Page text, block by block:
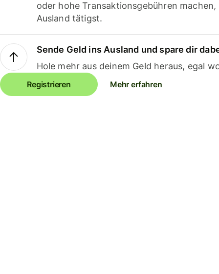
oder hohe Transaktionsgebühren
Ausland tätigst.
Sende Geld ins Ausland und spare dir
Hole mehr aus deinem Geld heraus, egal
Registrieren Mehr erfahren